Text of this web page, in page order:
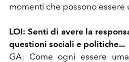
momenti che possono essere
LOI: Senti di avere la
questioni sociali e politiche...
GA: Come ogni essere